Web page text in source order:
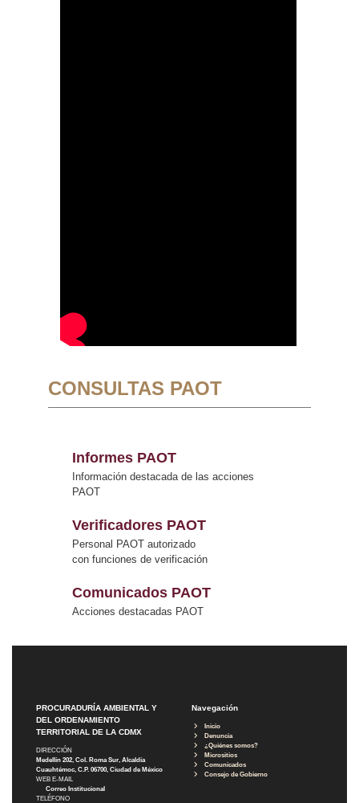
CONSULTAS PAOT
Informes PAOT
Información destacada de las acciones
PAOT
Verificadores PAOT
Personal PAOT autorizado
con funciones de verificación
Comunicados PAOT
Acciones destacadas PAOT
PROCURADURÍA AMBIENTAL Y
DEL ORDENAMIENTO
TERRITORIAL DE LA CDMX
DIRECCIÓN
Medellín 202, Col. Roma Sur, Alcaldía
Cuauhtémoc, C.P. 06700, Ciudad de México
WEB E-MAIL
Correo Institucional
TELÉFONO
Navegación
Inicio
Denuncia
¿Quiénes somos?
Micrositios
Comunicados
Consejo de Gobierno